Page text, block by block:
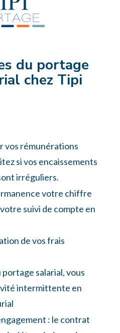
du portage
chez Tipi
vos rémunérations
si vos encaissements
irréguliers.
votre chiffre
suivi de compte en
de vos frais
salarial, vous
intermittente en
: le contrat